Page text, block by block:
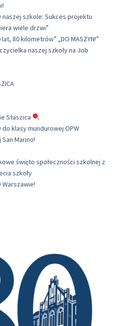
szkole: Sukces projektu
wiele drzwi”
80 kilometrów” „DO MASZYN!”
naszej szkoły na Job
Staszica
klasy mundurowej OPW
Marino!
święto społeczności szkolnej z
szkoły